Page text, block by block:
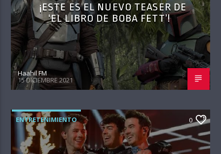
¡ESTE ES EL NUEVO TEASER DE
‘EL LIBRO DE BOBA FETT’!
Haahil FM
15 DICIEMBRE 2021
ENTRETENIMIENTO 0